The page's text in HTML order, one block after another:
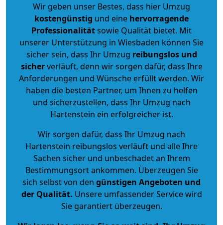
Wir geben unser Bestes, dass hier Umzug
kostengünstig und eine hervorragende
Professionalitätsowie Qualität bietet. Mit
unserer Unterstützung in Wiesbaden können Sie
sicher sein, dass Ihr Umzug reibungslos und
sicherverläuft, denn wir sorgen dafür, dass Ihre
Anforderungen und Wünsche erfüllt werden. Wir
haben die besten Partner, um Ihnen zu helfen
und sicherzustellen, dass Ihr Umzug nach
Hartenstein ein erfolgreicher ist.
Wir sorgen dafür, dass Ihr Umzug nach
Hartenstein reibungslos verläuft und alle Ihre
Sachen sicher und unbeschadet an Ihrem
Bestimmungsort ankommen. Überzeugen Sie
sich selbst von den günstigen Angeboten und
der Qualität. Unsere umfassender Service wird
Sie garantiert überzeugen.